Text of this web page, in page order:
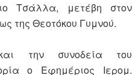
Τσάλλα, μετέβη στον
της Θεοτόκου Γυμνού.
την συνοδεία του
ο Εφημέριος Ιερομ.